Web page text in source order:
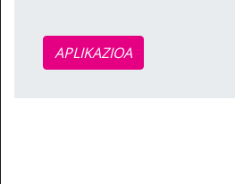
APLIKAZIOA